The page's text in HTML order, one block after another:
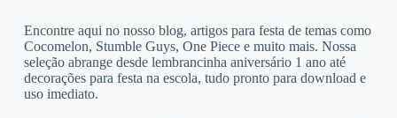
Encontre aqui no nosso blog, artigos para festa de temas como
Cocomelon, Stumble Guys, One Piece e muito mais. Nossa
seleção abrange desde lembrancinha aniversário 1 ano até
decorações para festa na escola, tudo pronto para download e
uso imediato.